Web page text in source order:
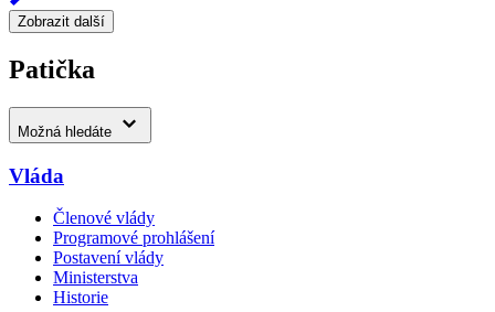
Zobrazit další
Patička
Možná hledáte
Vláda
Členové vlády
Programové prohlášení
Postavení vlády
Ministerstva
Historie